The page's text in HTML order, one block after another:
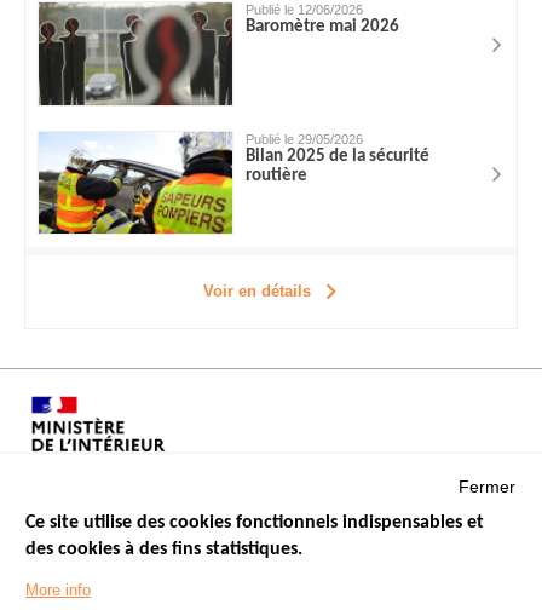
Publié le 12/06/2026
Baromètre mai 2026
Publié le 29/05/2026
Bilan 2025 de la sécurité
routière
Voir en détails
Menu
Footer
LES SITES PUBLICS
Fermer
Ce site utilise des cookies fonctionnels indispensables et
des cookies à des fins statistiques.
More info